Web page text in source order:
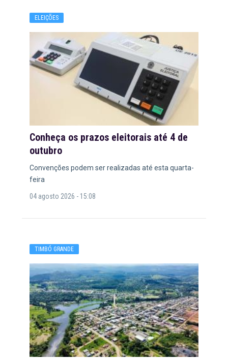
ELEIÇÕES
Conheça os prazos eleitorais até 4 de
outubro
Convenções podem ser realizadas até esta quarta-
feira
04 agosto 2026 - 15:08
TIMBÓ GRANDE